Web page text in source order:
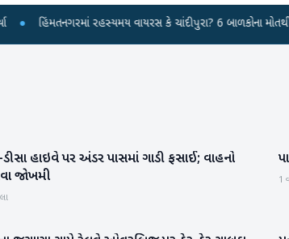
રહસ્યમય વાયરસ કે ચાંદીપુરા? 6 બાળકોના મોતથી ફફડાટ
હાઇવે પર અંડર પાસમાં ગાડી ફસાઈ; વાહનો
જોખમી
1